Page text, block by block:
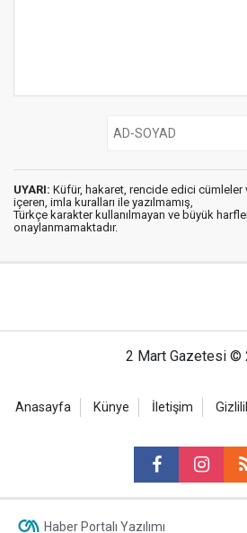
UYARI: Küfür, hakaret, rencide edici cümleler
içeren, imla kuralları ile yazılmamış,
Türkçe karakter kullanılmayan ve büyük
onaylanmamaktadır.
2 Mart Gazetesi ©
Anasayfa Künye İletişim
Haber Portalı Yazılımı